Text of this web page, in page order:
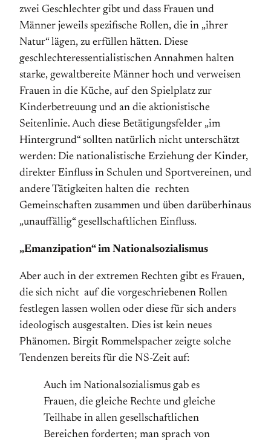
zwei Geschlechter gibt und dass Frauen und
Männer jeweils spezifische Rollen, die in „ihrer
Natur“ lägen, zu erfüllen hätten. Diese
geschlechteressentialistischen Annahmen halten
starke, gewaltbereite Männer hoch und verweisen
Frauen in die Küche, auf den Spielplatz zur
Kinderbetreuung und an die aktionistische
Seitenlinie. Auch diese Betätigungsfelder „im
Hintergrund“ sollten natürlich nicht unterschätzt
werden: Die nationalistische Erziehung der Kinder,
direkter Einfluss in Schulen und Sportvereinen, und
andere Tätigkeiten halten die rechten
Gemeinschaften zusammen und üben darüberhinaus
„unauffällig“ gesellschaftlichen Einfluss.
„Emanzipation“ im Nationalsozialismus
Aber auch in der extremen Rechten gibt es Frauen,
die sich nicht auf die vorgeschriebenen Rollen
festlegen lassen wollen oder diese für sich anders
ideologisch ausgestalten. Dies ist kein neues
Phänomen. Birgit Rommelspacher zeigte solche
Tendenzen bereits für die NS-Zeit auf:
Auch im Nationalsozialismus gab es
Frauen, die gleiche Rechte und gleiche
Teilhabe in allen gesellschaftlichen
Bereichen forderten; man sprach von